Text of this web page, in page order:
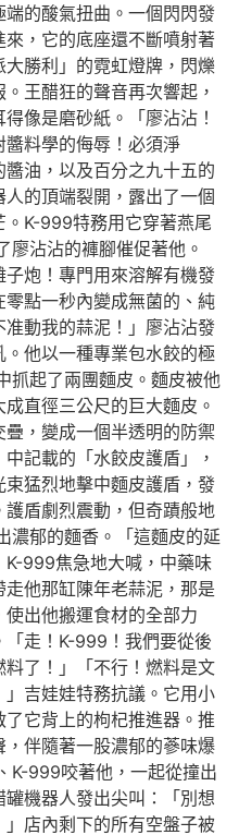
的酸氣扭曲。一個閃閃發
，它的底座還不斷噴射著
勝利」的霓虹燈牌，閃爍
王醋狂的聲音再次響起，
像是磨砂紙。「廖沾沾！
料學的侮辱！必須淨
油，以及百分之九十五的
的頂端裂開，露出了一個
K-999特務用它穿著燕尾
廖沾沾的褲腳催促著他。
子炮！專門用來溶解有機發
點一秒內變成無菌的、純
動我的蒜泥！」廖沾沾發
他以一種專業包水餃的極
抓起了兩團麵皮。麵皮被他
直徑三公尺的巨大麵皮。
，變成一個半透明的防禦
記載的「水餃皮護盾」，
猛烈地擊中麵皮護盾，發
盾劇烈震動，但奇蹟般地
濃郁的麵香。「這麵皮的延
K-999焦急地大喊，中藥味
他那缸陳年老蒜泥，那是
出他搬運食材的全部力
走！K-999！我們要從後
了！」「不行！燃料是文
吉娃娃特務抗議。它用小
它背上的枸杞推進器。推
伴隨著一股濃郁的蔘味爆
K-999咬著他，一起從撞出
機器人發出尖叫：「別想
店內剩下的所有空盤子被